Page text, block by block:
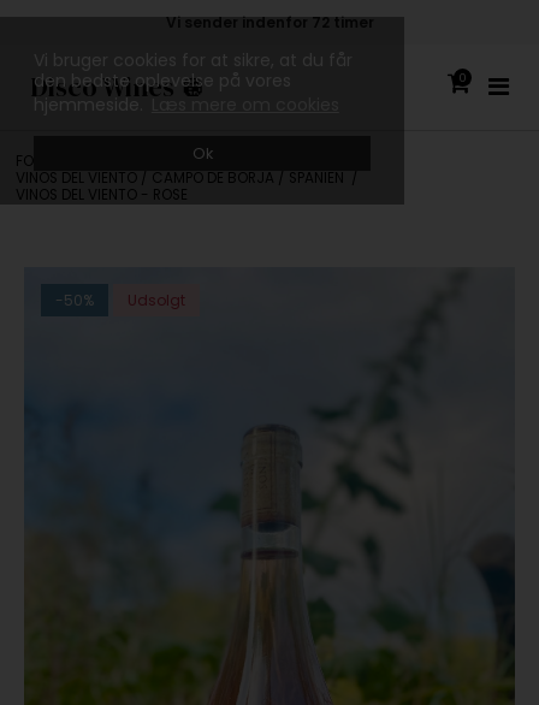
Vi bruger cookies for at sikre, at du får
den bedste oplevelse på vores
hjemmeside. Læs mere om cookies
Ok
Vi sender indenfor 72 timer
Disco Wines 🪩 0
FORSIDE PRODUCENTER
VINOS DEL VIENTO / CAMPO DE BORJA / SPANIEN /
VINOS DEL VIENTO - ROSE
-50% Udsolgt